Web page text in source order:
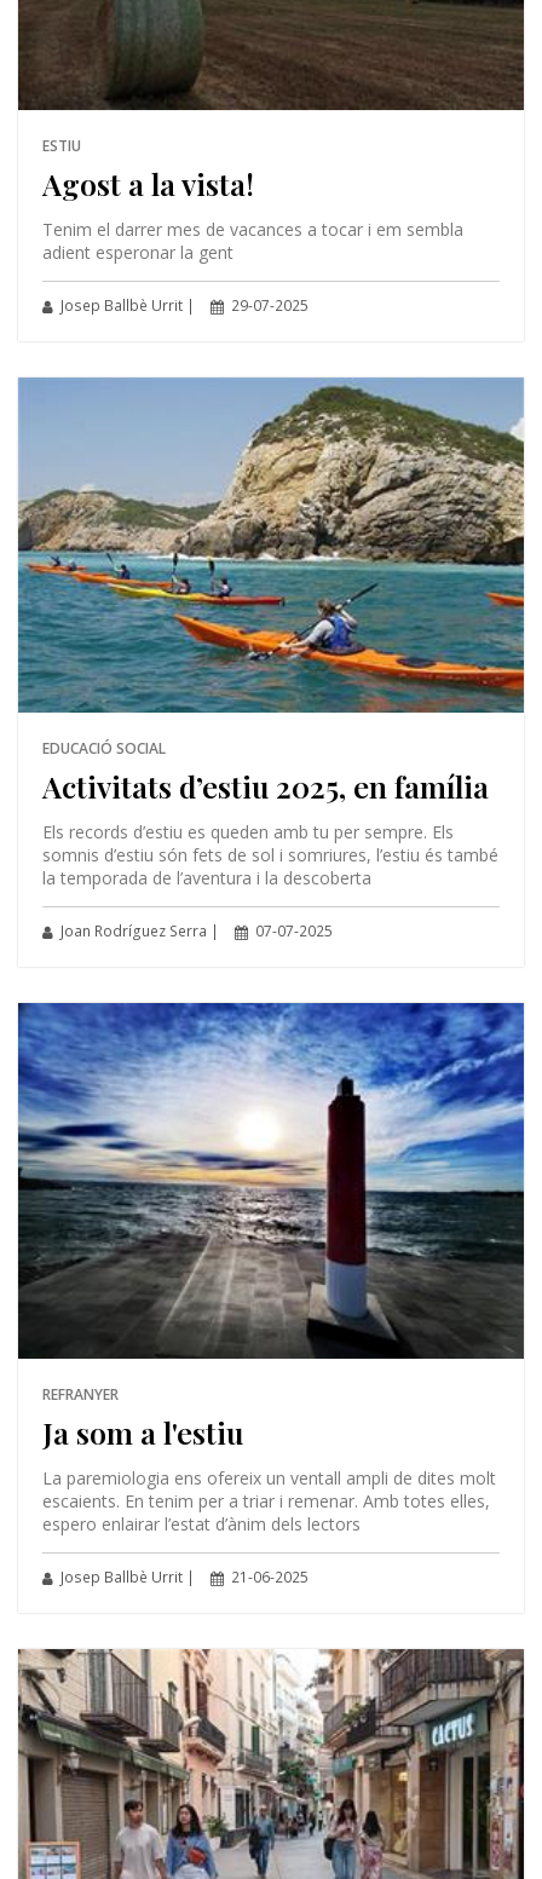
ESTIU
Agost a la vista!
Tenim el darrer mes de vacances a tocar i em sembla
adient esperonar la gent
Josep Ballbè Urrit | 29-07-2025
EDUCACIÓ SOCIAL
Activitats d’estiu 2025, en família
Els records d’estiu es queden amb tu per sempre. Els
somnis d’estiu són fets de sol i somriures, l’estiu és també
la temporada de l’aventura i la descoberta
Joan Rodríguez Serra | 07-07-2025
REFRANYER
Ja som a l'estiu
La paremiologia ens ofereix un ventall ampli de dites molt
escaients. En tenim per a triar i remenar. Amb totes elles,
espero enlairar l’estat d’ànim dels lectors
Josep Ballbè Urrit | 21-06-2025